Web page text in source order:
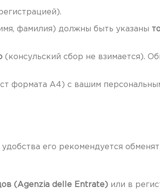
фамилия) должны быть указаны
(консульский сбор не взимается).
формата А4) с вашим
его рекомендуется
(Agenzia delle Entrate) или в